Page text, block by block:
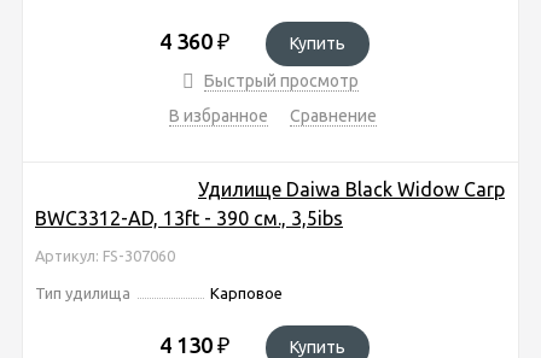
4 360 ₽
Купить
Быстрый просмотр
В избранное
Сравнение
Удилище Daiwa Black Widow Carp
BWC3312-AD, 13ft - 390 см., 3,5ibs
Артикул: FS-307060
Тип удилища Карповое
4 130 ₽
Купить